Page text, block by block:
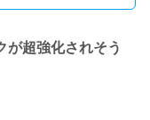
が超強化されそう